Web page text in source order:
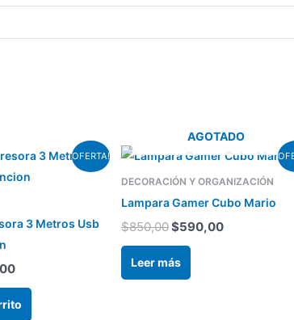
OFERTA!
3 Metros Usb
El
actual
AGOTADO
DECORACIÓN Y ORGANIZACIÓN
Lampara Gamer Cubo Mario
$850,00
El
original
era:
$590,00
El
actual
es:
Leer más